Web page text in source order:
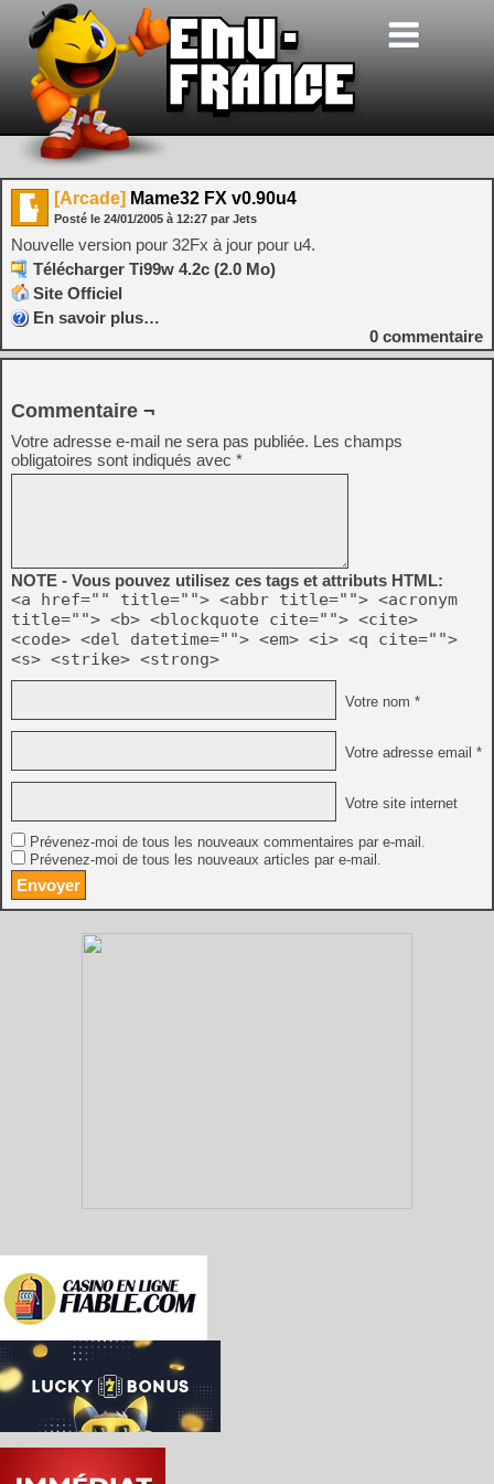
[Arcade] Mame32 FX v0.90u4
Posté le 24/01/2005 à 12:27 par Jets
Nouvelle version pour 32Fx à jour pour u4.
Télécharger Ti99w 4.2c (2.0 Mo)
Site Officiel
En savoir plus…
0 commentaire
Commentaire ¬
Votre adresse e-mail ne sera pas publiée. Les champs
obligatoires sont indiqués avec *
NOTE - Vous pouvez utilisez ces tags et attributs HTML:
<a href="" title=""> <abbr title=""> <acronym
title=""> <b> <blockquote cite=""> <cite>
<code> <del datetime=""> <em> <i> <q cite="">
<s> <strike> <strong>
Votre nom *
Votre adresse email *
Votre site internet
Prévenez-moi de tous les nouveaux commentaires par e-mail.
Prévenez-moi de tous les nouveaux articles par e-mail.